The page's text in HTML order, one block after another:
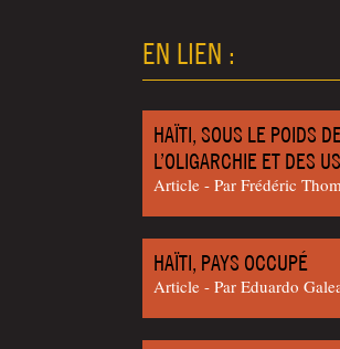
EN LIEN :
HAÏTI, SOUS LE POIDS
L’OLIGARCHIE ET DES
Article - Par Frédéric
HAÏTI, PAYS OCCUPÉ
Article - Par Eduar­do